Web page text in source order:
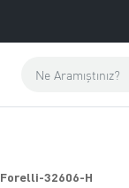
Forelli-32606-H